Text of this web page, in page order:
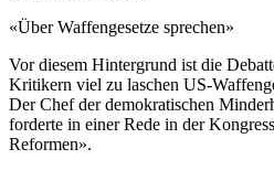
«Über Waffengesetze sprechen»
Vor diesem Hintergrund ist die
Kritikern viel zu laschen US-
Der Chef der demokratischen
forderte in einer Rede in der
Reformen».